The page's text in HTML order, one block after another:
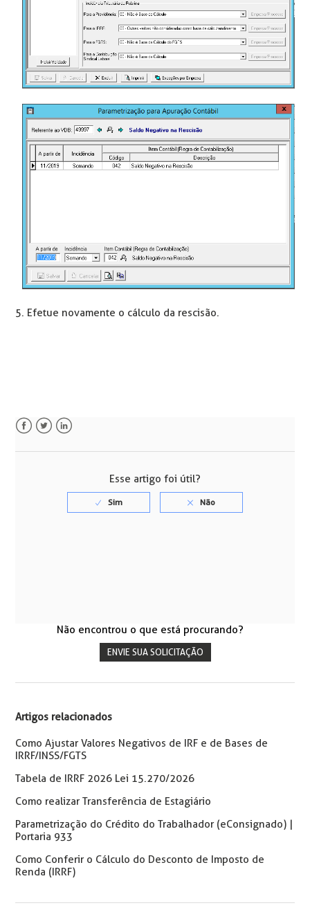
5. Efetue novamente o cálculo da rescisão.
Esse artigo foi útil?
Não encontrou o que está procurando?
ENVIE SUA SOLICITAÇÃO
Artigos relacionados
Como Ajustar Valores Negativos de IRF e de Bases de
IRRF/INSS/FGTS
Tabela de IRRF 2026 Lei 15.270/2026
Como realizar Transferência de Estagiário
Parametrização do Crédito do Trabalhador (eConsignado) |
Portaria 933
Como Conferir o Cálculo do Desconto de Imposto de
Renda (IRRF)